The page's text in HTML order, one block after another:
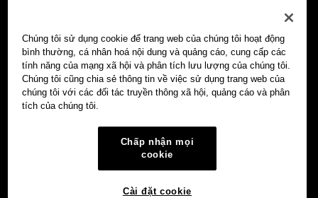
Chúng tôi sử dụng cookie để trang web của chúng tôi hoạt động
bình thường, cá nhân hoá nội dung và quảng cáo, cung cấp các
tính năng của mạng xã hội và phân tích lưu lượng của chúng tôi.
Chúng tôi cũng chia sẻ thông tin về việc sử dụng trang web của
chúng tôi với các đối tác truyền thông xã hội, quảng cáo và phân
tích của chúng tôi.
Chấp nhận mọi
cookie
Cài đặt cookie